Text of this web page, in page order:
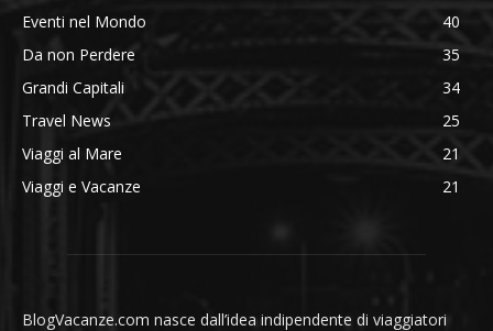
Eventi nel Mondo
40
Da non Perdere
35
Grandi Capitali
34
Travel News
25
Viaggi al Mare
21
Viaggi e Vacanze
21
BlogVacanze.com nasce dall’idea indipendente di viaggiatori